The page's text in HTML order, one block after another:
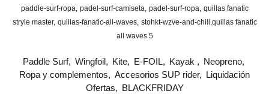
paddle-surf-ropa padel-surf-camiseta padel-surf-ropa quillas fanatic
stryle master quillas-fanatic-all-waves stohkt-wzve-and-chill ​quillas fanatic
all waves 5
Paddle Surf Wingfoil Kite E-FOIL Kayak
Neopreno
Ropa y complementos
Accesorios SUP rider
Liquidación
Ofertas
BLACKFRIDAY